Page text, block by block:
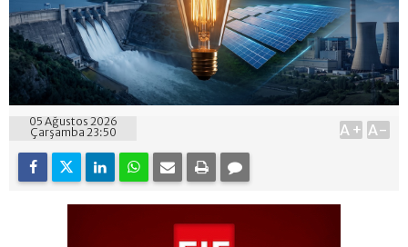
05 Ağustos 2026
Çarşamba 23:50
A+ A-